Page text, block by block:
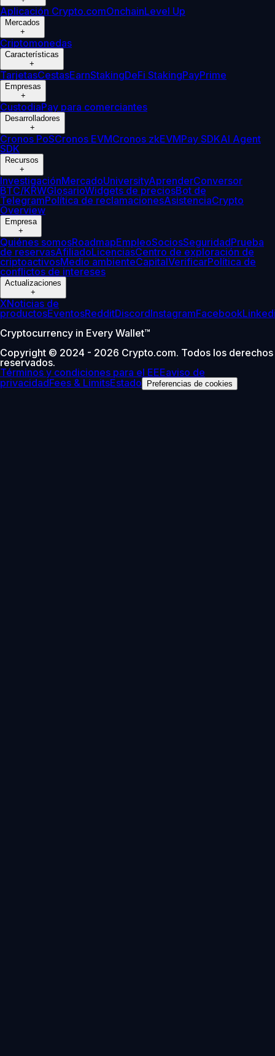
Aplicación Crypto.comOnchainLevel Up
Mercados
+
Criptomonedas
Características
+
TarjetasCestasEarnStakingDeFi StakingPayPrime
Empresas
+
CustodiaPay para comerciantes
Desarrolladores
+
Cronos PoSCronos EVMCronos zkEVMPay SDKAI Agent
SDK
Recursos
+
InvestigaciónMercadoUniversityAprenderConversor
BTC/KRWGlosarioWidgets de preciosBot de
TelegramPolítica de reclamacionesAsistenciaCrypto
Overview
Empresa
+
Quiénes somosRoadmapEmpleoSociosSeguridadPrueba
de reservasAfiliadoLicenciasCentro de exploración de
criptoactivosMedio ambienteCapitalVerificarPolítica de
conflictos de intereses
Actualizaciones
+
XNoticias de
productosEventosRedditDiscordInstagramFacebook
Cryptocurrency in Every Wallet™
Copyright © 2024 - 2026 Crypto.com. Todos los derechos
reservados.
Términos y condiciones para el EEEaviso de
privacidadFees & LimitsEstado Preferencias de cookies